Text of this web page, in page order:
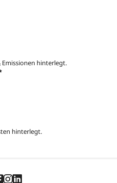
Emissionen hinterlegt.
hinterlegt.